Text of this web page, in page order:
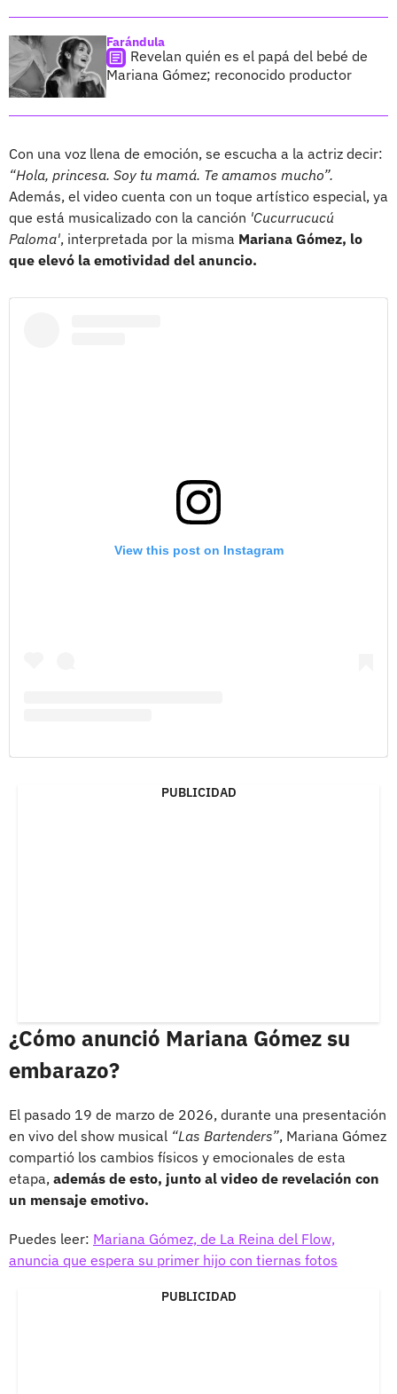
Farándula
Revelan quién es el papá del bebé de
Mariana Gómez; reconocido productor
Con una voz llena de emoción, se escucha a la actriz decir:
“Hola, princesa. Soy tu mamá. Te amamos mucho”.
Además, el video cuenta con un toque artístico especial, ya
que está musicalizado con la canción 'Cucurrucucú
Paloma', interpretada por la misma Mariana Gómez, lo
que elevó la emotividad del anuncio.
View this post on Instagram
PUBLICIDAD
¿Cómo anunció Mariana Gómez su
embarazo?
El pasado 19 de marzo de 2026, durante una presentación
en vivo del show musical “Las Bartenders”, Mariana Gómez
compartió los cambios físicos y emocionales de esta
etapa, además de esto, junto al video de revelación con
un mensaje emotivo.
Puedes leer: Mariana Gómez, de La Reina del Flow,
anuncia que espera su primer hijo con tiernas fotos
PUBLICIDAD